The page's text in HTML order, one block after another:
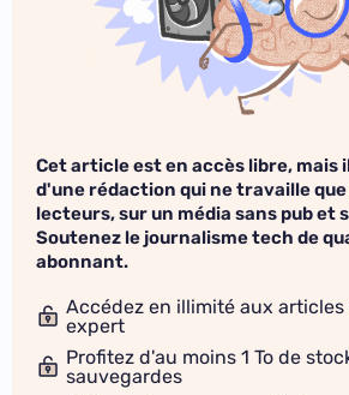
Cet article est en accès libre, mais
d'une rédaction qui ne travaille que
lecteurs, sur un média sans pub et
Soutenez le journalisme tech de
abonnant.
Accédez en illimité aux articles
expert
Profitez d'au moins 1 To de
sauvegardes